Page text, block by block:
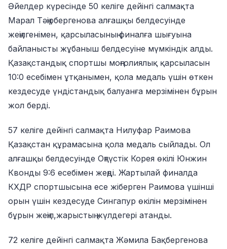
Әйелдер күресінде 50 келіге дейінгі салмақта
Марал Тәңірбергенова алғашқы белдесуінде
жеңілгенімен, қарсыласының финалға шығуына
байланысты жұбаныш белдесуіне мүмкіндік алды.
Қазақстандық спортшы моңғолиялық қарсыласын
10:0 есебімен ұтқанымен, қола медаль үшін өткен
кездесуде үндістандық балуанға мерзімінен бұрын
жол берді.
57 келіге дейінгі салмақта Нилуфар Раимова
Қазақстан құрамасына қола медаль сыйлады. Ол
алғашқы белдесуінде Оңтүстік Корея өкілі Юнжин
Квонды 9:6 есебімен жеңді. Жартылай финалда
КХДР спортшысына есе жіберген Раимова үшінші
орын үшін кездесуде Сингапур өкілін мерзімінен
бұрын жеңіп,жарыстың жүлдегері атанды.
72 келіге дейінгі салмақта Жәмила Бақбергенова